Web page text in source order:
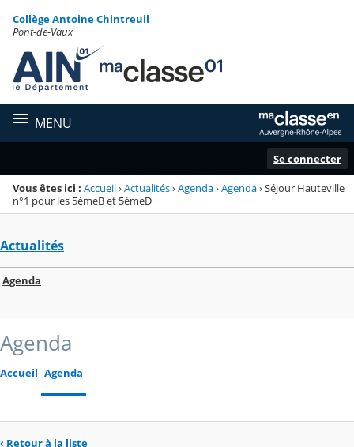
Menu de la rubrique
Contenu
Collège Antoine Chintreuil
Pont-de-Vaux
MENU
Se connecter
Vous êtes ici : Accueil›Actualités›Agenda›Agenda›Séjour Hauteville
n°1 pour les 5èmeB et 5èmeD
Actualités
Agenda
Agenda
Accueil Agenda
‹ Retour à la liste